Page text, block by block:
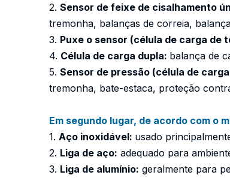
2. Sensor de feixe de cisalhamento
tremonha, balanças de correia,
3. Puxe o sensor (célula de carga de
4. Célula de carga dupla: balança de
5. Sensor de pressão (célula de
tremonha, bate-estaca, proteção
Em segundo lugar, de acordo com o
1. Aço inoxidável: usado
2. Liga de aço: adequado para
3. Liga de alumínio: geralmente para